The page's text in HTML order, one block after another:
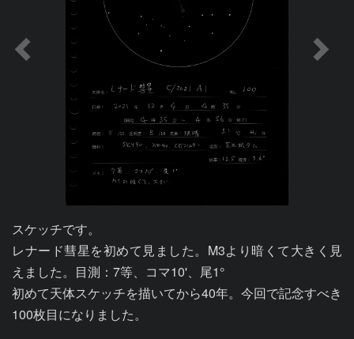
スケッチです。
レナード彗星を初めて見ました。M3より暗くて大きく見
えました。目測：7等、コマ10'、尾1°
初めて天体スケッチを描いてから40年。今回で記念すべき
100枚目になりました。